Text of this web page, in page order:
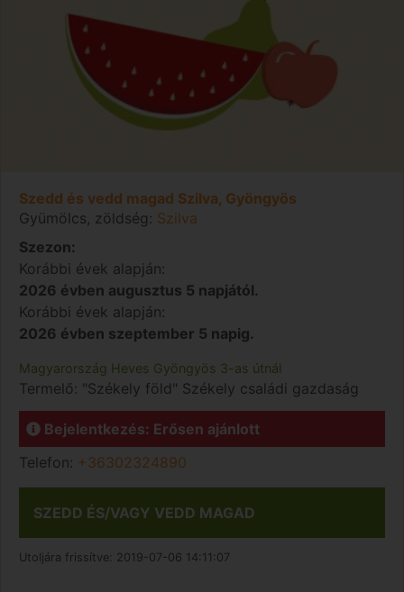
Szedd és vedd magad Szilva, Gyöngyös
Gyümölcs, zöldség: Szilva
Szezon:
Korábbi évek alapján:
2026 évben augusztus 5 napjától.
Korábbi évek alapján:
2026 évben szeptember 5 napig.
Magyarország Heves Gyöngyös 3-as útnál
Termelő: "Székely föld" Székely családi gazdaság
Bejelentkezés: Erősen ajánlott
Telefon: +36302324890
SZEDD ÉS/VAGY VEDD MAGAD
Utoljára frissítve: 2019-07-06 14:11:07